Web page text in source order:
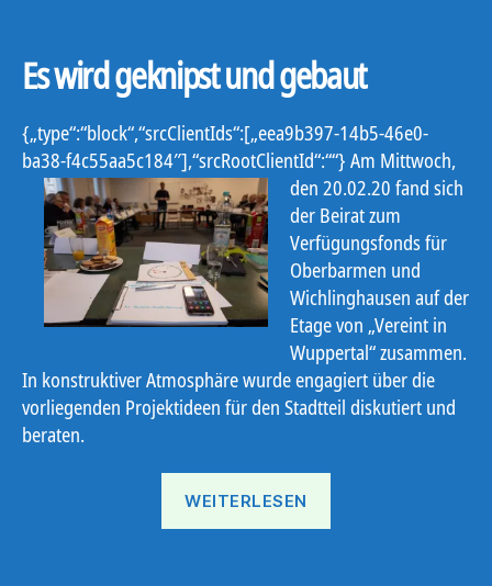
Es wird geknipst und gebaut
{„type“:“block“,“srcClientIds“:[„eea9b397-14b5-46e0-
ba38-f4c55aa5c184″],“srcRootClientId“:““} Am Mittwoch,
den 20.02.20 fand sich
der Beirat zum
Verfügungsfonds für
Oberbarmen und
Wichlinghausen auf der
Etage von „Vereint in
Wuppertal“ zusammen.
In konstruktiver Atmosphäre wurde engagiert über die
vorliegenden Projektideen für den Stadtteil diskutiert und
beraten.
WEITERLESEN